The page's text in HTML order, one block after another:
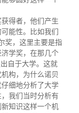
得者，他们产生
能性。比如我们
奖，这里主要是指
学奖，在那几个
自于大学。这就
构，为什么诺贝
细地分析了大学
我们当时分析有
知识这样一个机